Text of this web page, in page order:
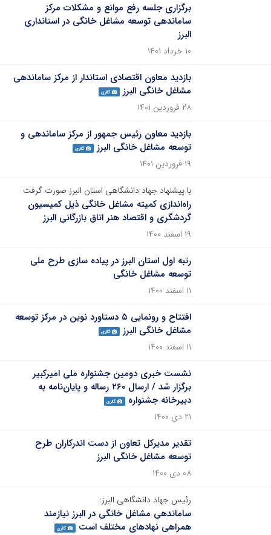
برگزاری جلسه رفع موانع و مشکلات مرکز
ساماندهی توسعه مشاغل خانگی در استانداری
البرز
۱۰ خرداد ۱۴۰۱
بازدید معاون اقتصادی استاندار از مرکز ساماندهی
مشاغل خانگی البرز
گالری
۲۸ فروردین ۱۴۰۱
بازدید معاون رئیس جمهور از مرکز ساماندهی و
توسعه مشاغل خانگی البرز
گالری
۱۹ فروردین ۱۴۰۱
با پیشنهاد جهاد دانشگاهی استان البرز صورت گرفت
راه‌اندازی کمیته مشاغل خانگی ذیل کمیسیون
گردشگری و اقتصاد هنر اتاق بازرگانی البرز
۱۹ اسفند ۱۴۰۰
رتبه اول استان البرز در پیاده سازی طرح ملی
توسعه مشاغل خانگی
۱۱ اسفند ۱۴۰۰
افتتاح و رونمایی ۵ دستاورد نوین در مرکز توسعه
مشاغل خانگی البرز
گالری
۱۱ اسفند ۱۴۰۰
نشست خبری دومین جشنواره ملی امیرکبیر
برگزار شد / ارسال ۲۶۰ رساله و پایان‌نامه به
دبیرخانه جشنواره
گالری
۲۱ دی ۱۴۰۰
تقدیر مدیرکل تعاون از دست اندرکاران طرح
توسعه مشاغل خانگی البرز
۰۸ دی ۱۴۰۰
رئیس جهاد دانشگاهی البرز:
ساماندهی مشاغل خانگی در البرز نیازمند
همراهی نهادهای مختلف است
گالری